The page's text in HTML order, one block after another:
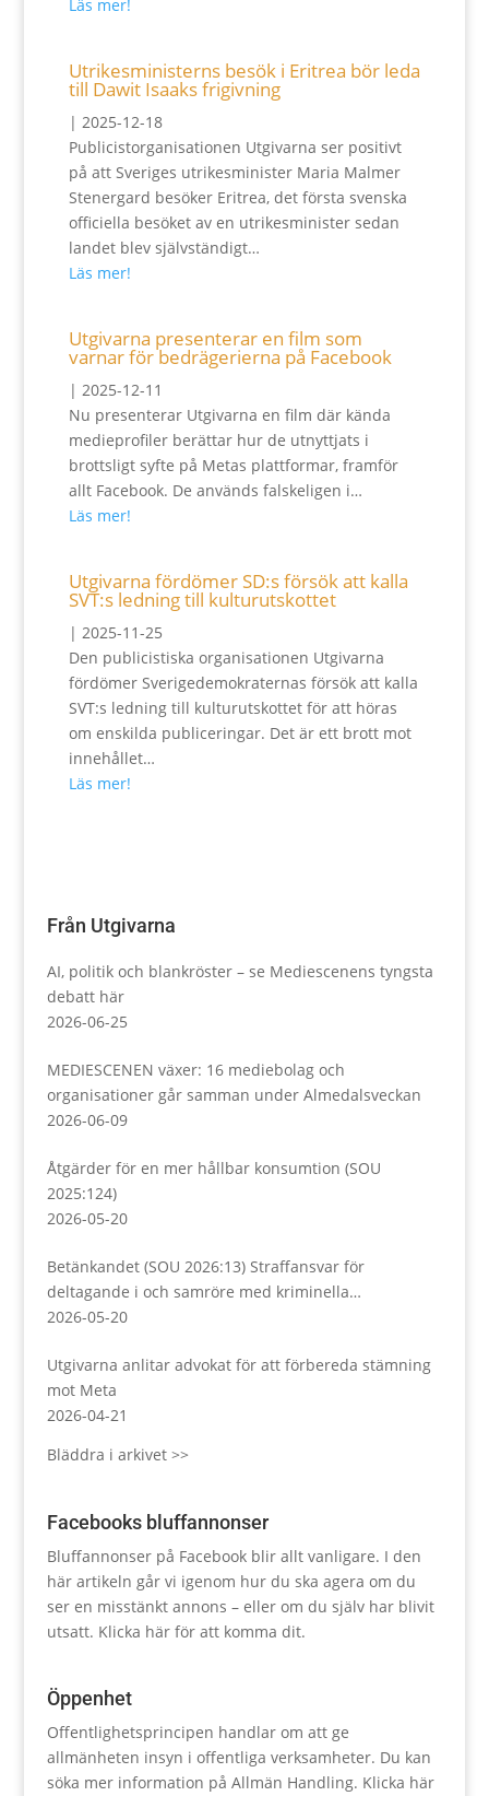
Läs mer!
Utrikesministerns besök i Eritrea bör leda
till Dawit Isaaks frigivning
| 2025-12-18
Publicistorganisationen Utgivarna ser positivt
på att Sveriges utrikesminister Maria Malmer
Stenergard besöker Eritrea, det första svenska
officiella besöket av en utrikesminister sedan
landet blev självständigt…
Läs mer!
Utgivarna presenterar en film som
varnar för bedrägerierna på Facebook
| 2025-12-11
Nu presenterar Utgivarna en film där kända
medieprofiler berättar hur de utnyttjats i
brottsligt syfte på Metas plattformar, framför
allt Facebook. De används falskeligen i…
Läs mer!
Utgivarna fördömer SD:s försök att kalla
SVT:s ledning till kulturutskottet
| 2025-11-25
Den publicistiska organisationen Utgivarna
fördömer Sverigedemokraternas försök att kalla
SVT:s ledning till kulturutskottet för att höras
om enskilda publiceringar. Det är ett brott mot
innehållet…
Läs mer!
Från Utgivarna
AI, politik och blankröster – se Mediescenens tyngsta
debatt här
2026-06-25
MEDIESCENEN växer: 16 mediebolag och
organisationer går samman under Almedalsveckan
2026-06-09
Åtgärder för en mer hållbar konsumtion (SOU
2025:124)
2026-05-20
Betänkandet (SOU 2026:13) Straffansvar för
deltagande i och samröre med kriminella
sammanslutningar
2026-05-20
Utgivarna anlitar advokat för att förbereda stämning
mot Meta
2026-04-21
Bläddra i arkivet >>
Facebooks bluffannonser
Bluffannonser på Facebook blir allt vanligare. I den
här artikeln går vi igenom hur du ska agera om du
ser en misstänkt annons – eller om du själv har blivit
utsatt. Klicka här för att komma dit.
Öppenhet
Offentlighetsprincipen handlar om att ge
allmänheten insyn i offentliga verksamheter. Du kan
söka mer information på Allmän Handling. Klicka här